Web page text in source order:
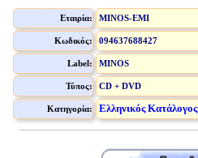
Εταιρία: MINOS-EMI
Κωδικός: 094637688427
Label: MINOS
Τύπος: CD + DVD
Κατηγορία: Ελληνικός Κατάλογος